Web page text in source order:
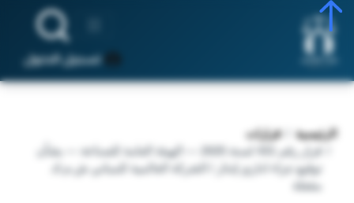
تسجيل الدخول
الرئيسية
قرارات
قرار رقم 431 لسنة 2025 — الهيئة العامة للصناعة — بشأن
توقيع جزاء اداري إنذار / الشركة العالمية للمباني ش.م.ك
مقفلة